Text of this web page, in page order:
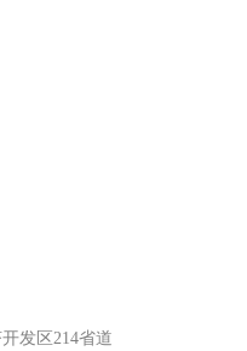
发区214省道